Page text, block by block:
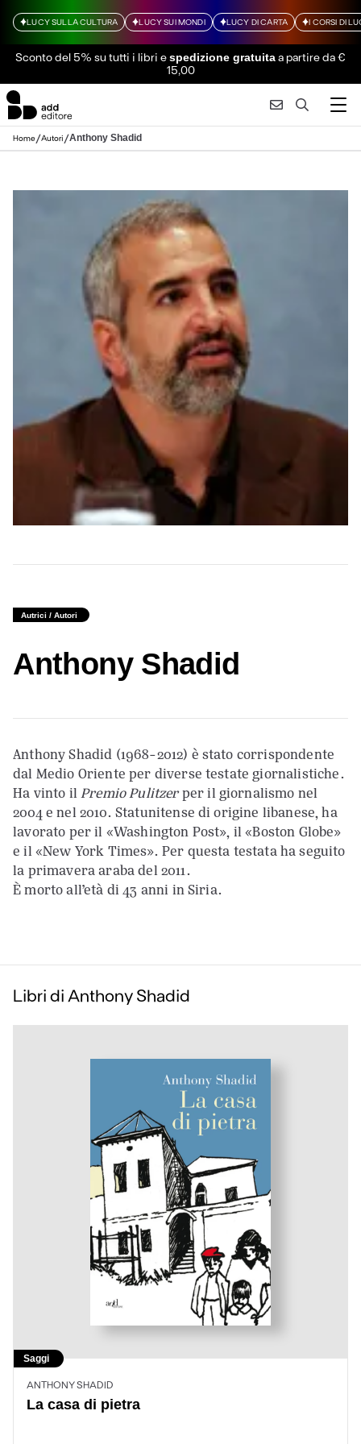
LUCY SULLA CULTURA LUCY SUI MONDI LUCY DI CARTA I CORSI DI
Sconto del 5% su tutti i libri espedizione gratuitaa partire da €
15,00
Home/Autori/Anthony Shadid
Autrici / Autori
Anthony Shadid
Anthony Shadid (1968-2012) è stato corrispondente
dal Medio Oriente per diverse testate giornalistiche.
Ha vinto ilPremio Pulitzerper il giornalismo nel
2004 e nel 2010. Statunitense di origine libanese, ha
lavorato per il «Washington Post», il «Boston Globe»
e il «New York Times». Per questa testata ha seguito
la primavera araba del 2011.
È morto all’età di 43 anni in Siria.
Libri di Anthony Shadid
Saggi
ANTHONY SHADID
La casa di pietra